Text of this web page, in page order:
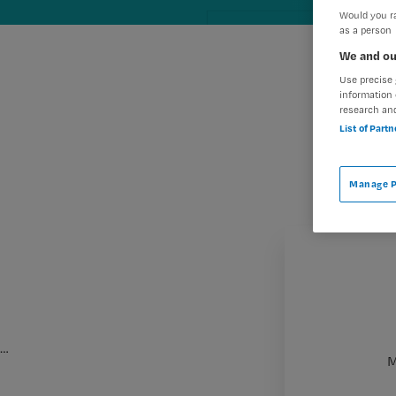
…
Would you
as a person
We and
Use
information
research
List of
Manage